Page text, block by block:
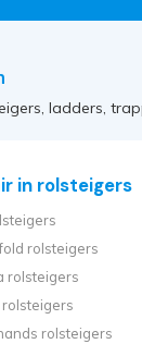
ladders,
in rolsteigers
rolsteigers
rolsteigers
rolsteigers